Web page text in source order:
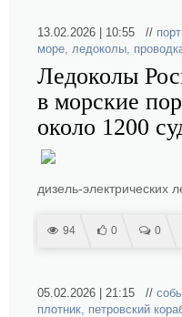
13.02.2026 | 10:55 //
море, ледоколы,
Ледоколы
в морские
около 1200
дизель-электрических
94 0 0
05.02.2026 | 21:15 //
плотник, петровский